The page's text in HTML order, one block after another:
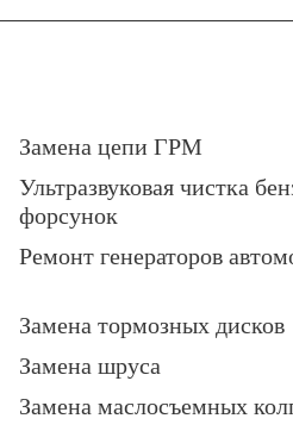
Замена цепи ГРМ
Ультразвуковая чистка
форсунок
Ремонт генераторов
Замена тормозных дисков
Замена шруса
Замена маслосъемных